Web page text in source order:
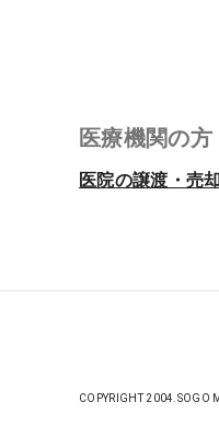
医療機関の方
医院の譲渡・売
COPYRIGHT 2004.SOGO